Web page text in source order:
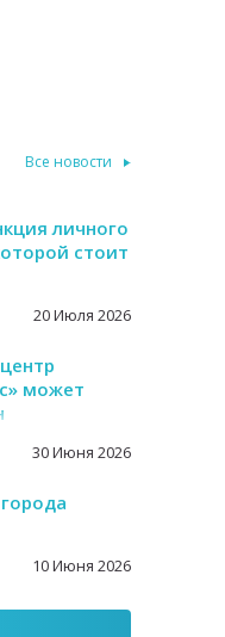
Все новости
личного
стоит
20 Июля 2026
может
30 Июня 2026
10 Июня 2026